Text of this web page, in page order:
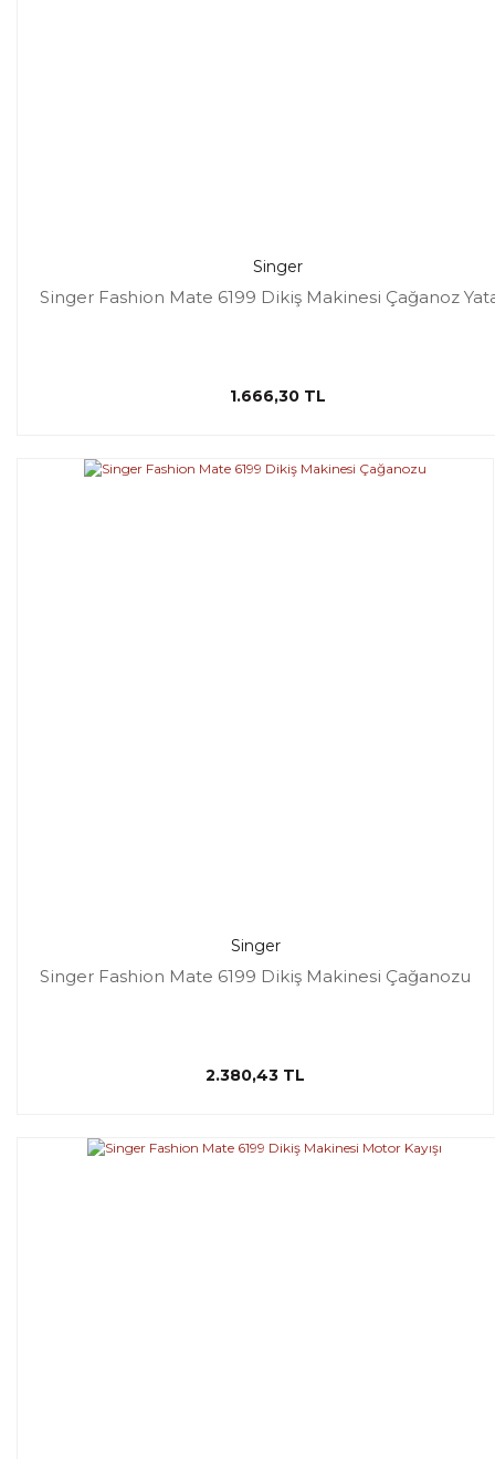
Singer
Singer Fashion Mate 6199 Dikiş Makinesi Çağanoz
1.666,30 TL
Singer
Singer Fashion Mate 6199 Dikiş Makinesi Çağanozu
2.380,43 TL